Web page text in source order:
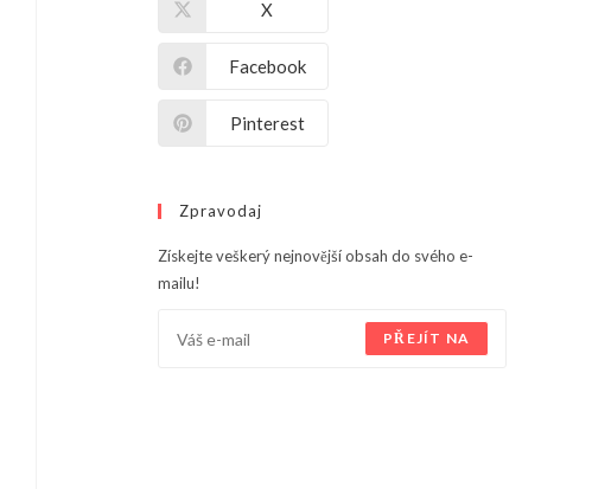
X
Facebook
Pinterest
Zpravodaj
Získejte veškerý nejnovější obsah do svého e-
mailu!
PŘEJÍT NA